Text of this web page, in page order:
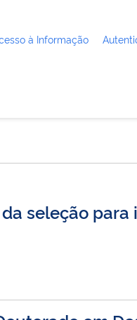
à Informação
seleção